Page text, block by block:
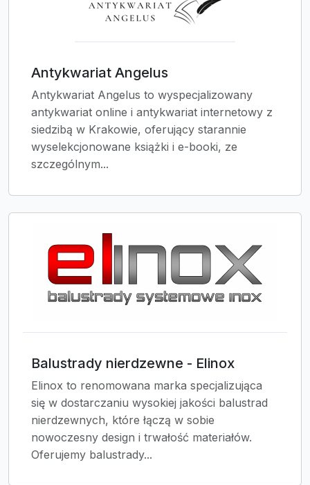
Antykwariat Angelus
Antykwariat Angelus to wyspecjalizowany
antykwariat online i antykwariat internetowy z
siedzibą w Krakowie, oferujący starannie
wyselekcjonowane książki i e-booki, ze
szczególnym...
Balustrady nierdzewne - Elinox
Elinox to renomowana marka specjalizująca
się w dostarczaniu wysokiej jakości balustrad
nierdzewnych, które łączą w sobie
nowoczesny design i trwałość materiałów.
Oferujemy balustrady...